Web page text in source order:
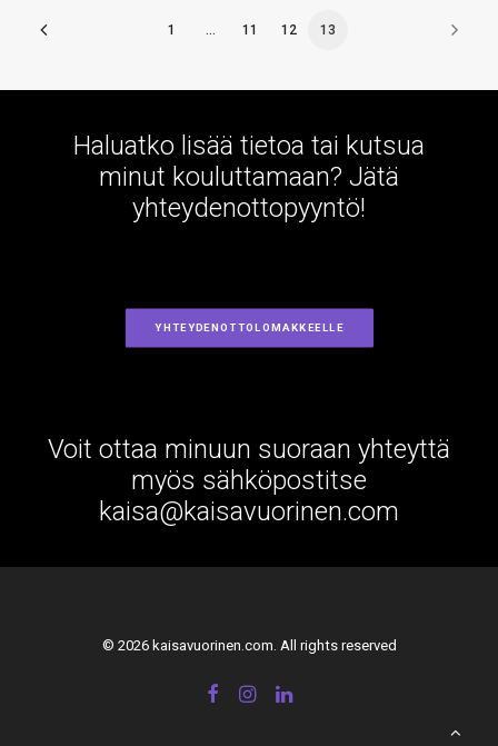
1 … 11 12 13
Haluatko lisää tietoa tai kutsua
minut kouluttamaan? Jätä
yhteydenottopyyntö!
YHTEYDENOTTOLOMAKKEELLE
Voit ottaa minuun suoraan yhteyttä
myös sähköpostitse
kaisa@kaisavuorinen.com
© 2026 kaisavuorinen.com. All rights reserved